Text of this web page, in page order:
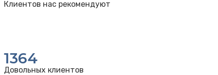
Клиентов нас рекомендуют
1364
Довольных клиентов